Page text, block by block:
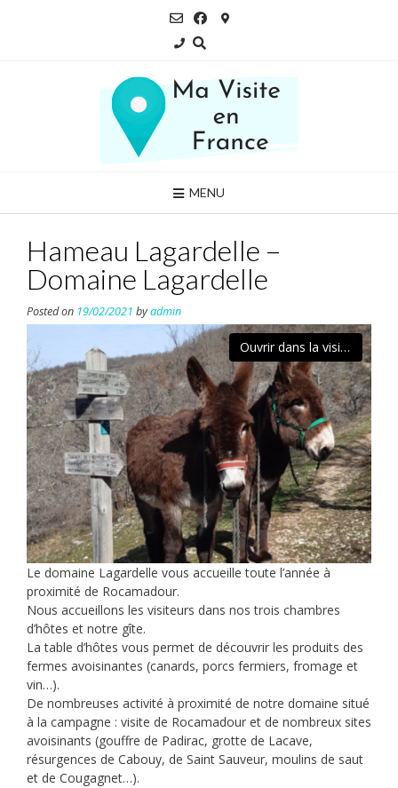
MENU
Hameau Lagardelle –
Domaine Lagardelle
Posted on 19/02/2021 byadmin
Ouvrir dans la visionneuse
Le domaine Lagardelle vous accueille toute l’année à
proximité de Rocamadour.
Nous accueillons les visiteurs dans nos trois chambres
d’hôtes et notre gîte.
La table d’hôtes vous permet de découvrir les produits des
fermes avoisinantes (canards, porcs fermiers, fromage et
vin…).
De nombreuses activité à proximité de notre domaine situé
à la campagne : visite de Rocamadour et de nombreux sites
avoisinants (gouffre de Padirac, grotte de Lacave,
résurgences de Cabouy, de Saint Sauveur, moulins de saut
et de Cougagnet…).